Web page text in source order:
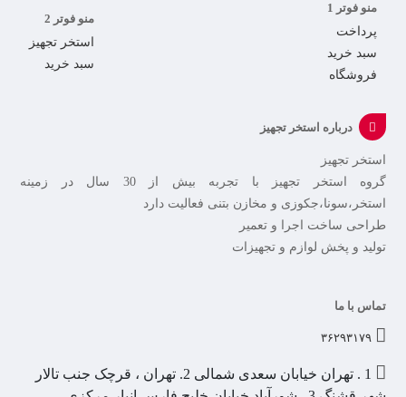
منو فوتر 1
پرداخت
سبد خرید
فروشگاه
منو فوتر 2
استخر تجهیز
سبد خرید
درباره استخر تجهیز
استخر تجهیز
گروه استخر تجهیز با تجربه بیش از 30 سال در زمینه
استخر،سونا،جکوزی و مخازن بتنی فعالیت دارد
طراحی ساخت اجرا و تعمیر
تولید و پخش لوازم و تجهیزات
تماس با ما
۳۶۲۹۳۱۷۹
1 . تهران خیابان سعدی شمالی 2. تهران ، قرچک جنب تالار